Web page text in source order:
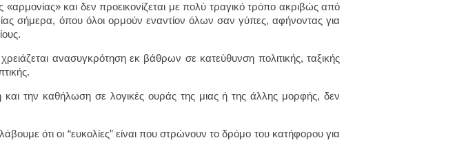
και δεν προεικονίζεται με πολύ τραγικό τρόπο ακριβώς από
σήμερα, όπου όλοι ορμούν εναντίον όλων σαν γύπες, αφήνοντας για
ανασυγκρότηση εκ βάθρων σε κατεύθυνση πολιτικής, ταξικής
την καθήλωση σε λογικές ουράς της μιας ή της άλλης μορφής, δεν
ότι οι “ευκολίες” είναι που στρώνουν το δρόμο του κατήφορου για